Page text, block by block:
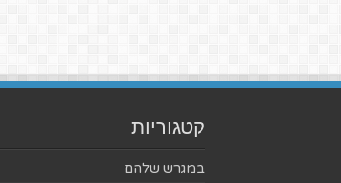
קטגוריות
במגרש שלהם